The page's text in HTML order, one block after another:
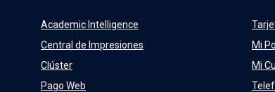
Academic Intelligence
Central de Impresiones
Clúster
Pago Web
Mi
Mi